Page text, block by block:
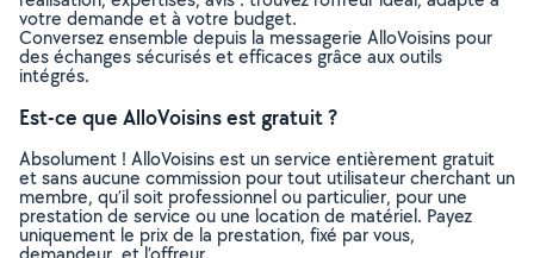
votre demande et à votre budget.
Conversez ensemble depuis la messagerie AlloVoisins pour
des échanges sécurisés et efficaces grâce aux outils
intégrés.
Est-ce que AlloVoisins est gratuit ?
Absolument ! AlloVoisins est un service entièrement gratuit
et sans aucune commission pour tout utilisateur cherchant un
membre, qu’il soit professionnel ou particulier, pour une
prestation de service ou une location de matériel. Payez
uniquement le prix de la prestation, fixé par vous,